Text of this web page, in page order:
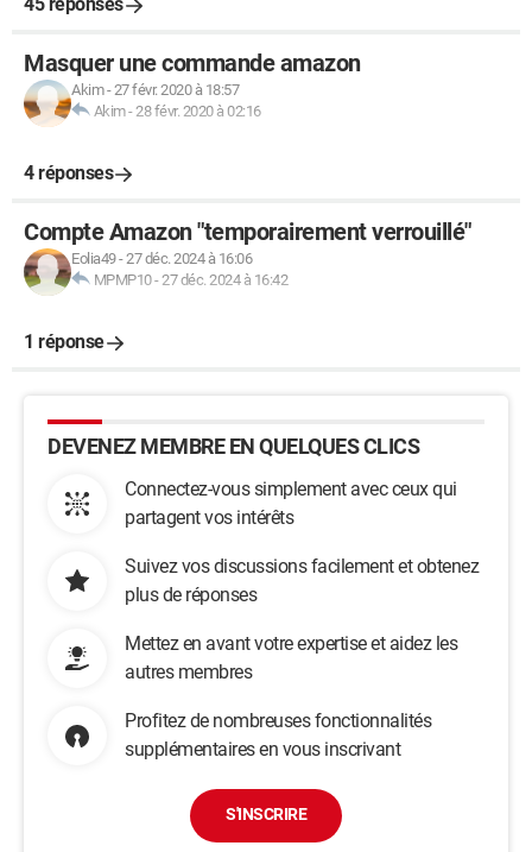
Masquer une commande amazon
Akim-27 févr. 2020 à 18:57
Akim-28 févr. 2020 à 02:16
4 réponses
Compte Amazon "temporairement verrouillé"
Eolia49-27 déc. 2024 à 16:06
MPMP10-27 déc. 2024 à 16:42
1 réponse
DEVENEZ MEMBRE EN QUELQUES CLICS
Connectez-vous simplement avec ceux qui
partagent vos intérêts
Suivez vos discussions facilement et obtenez
plus de réponses
Mettez en avant votre expertise et aidez les
autres membres
Profitez de nombreuses fonctionnalités
supplémentaires en vous inscrivant
S'INSCRIRE